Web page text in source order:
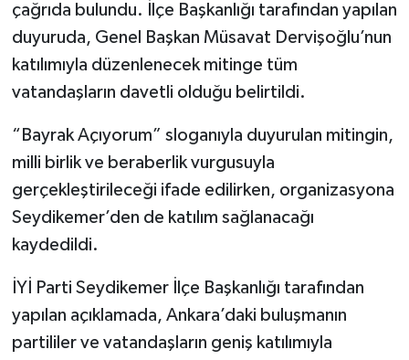
çağrıda bulundu. İlçe Başkanlığı tarafından yapılan
duyuruda, Genel Başkan Müsavat Dervişoğlu’nun
katılımıyla düzenlenecek mitinge tüm
vatandaşların davetli olduğu belirtildi.
“Bayrak Açıyorum” sloganıyla duyurulan mitingin,
milli birlik ve beraberlik vurgusuyla
gerçekleştirileceği ifade edilirken, organizasyona
Seydikemer’den de katılım sağlanacağı
kaydedildi.
İYİ Parti Seydikemer İlçe Başkanlığı tarafından
yapılan açıklamada, Ankara’daki buluşmanın
partililer ve vatandaşların geniş katılımıyla